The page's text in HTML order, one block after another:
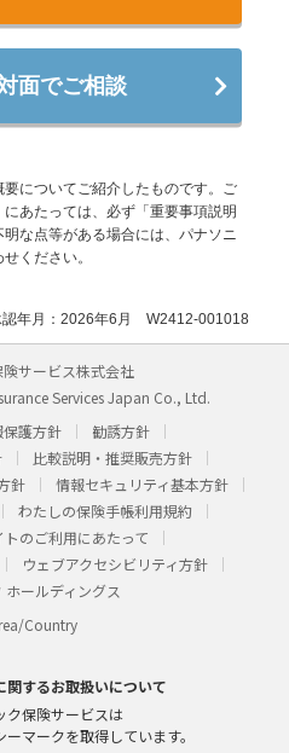
面でご相談
についてご紹介したものです。ご
あたっては、必ず「重要事項説明
な点等がある場合には、パナソニ
ください。
年月：2026年6月 W2412-001018
サービス株式会社
Services Japan Co., Ltd.
護方針
勧誘方針
比較説明・推奨販売方針
針
情報セキュリティ基本方針
わたしの保険手帳利用規約
トのご利用にあたって
ウェブアクセシビリティ方針
ホールディングス
Country
関するお取扱いについて
ク保険サービスは
ーマークを取得しています。